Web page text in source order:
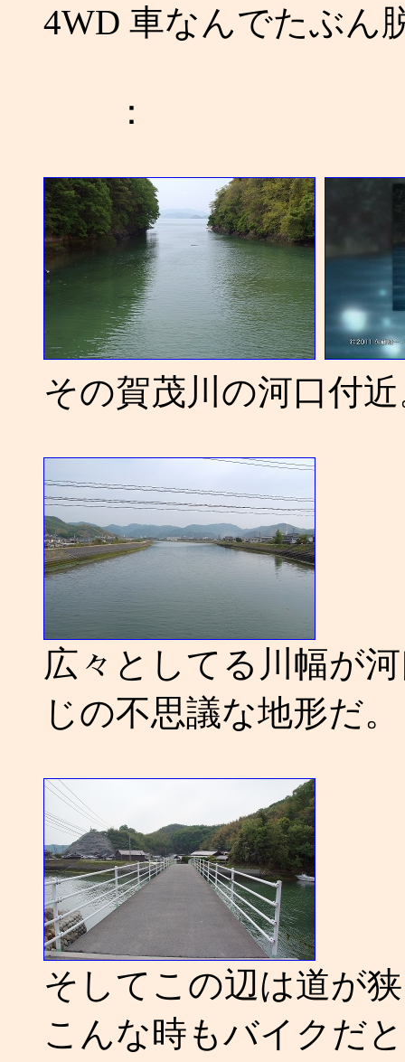
4WD 車なんでたぶん
：
その賀茂川の河口付
広々としてる川幅が
じの不思議な地形だ。
そしてこの辺は道が
こんな時もバイクだ